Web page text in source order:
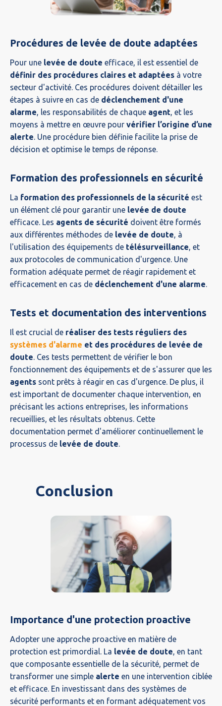
Procédures de levée de doute adaptées
Pour une levée de doute efficace, il est essentiel de
définir des procédures claires et adaptées à votre
secteur d'activité. Ces procédures doivent détailler les
étapes à suivre en cas de déclenchement d'une
alarme , les responsabilités de chaque agent , et les
moyens à mettre en œuvre pour vérifier l’origine d’une
alerte . Une procédure bien définie facilite la prise de
décision et optimise le temps de réponse.
Formation des professionnels en sécurité
La formation des professionnels de la sécurité est
un élément clé pour garantir une levée de doute
efficace. Les agents de sécurité doivent être formés
aux différentes méthodes de levée de doute , à
l'utilisation des équipements de télésurveillance , et
aux protocoles de communication d'urgence. Une
formation adéquate permet de réagir rapidement et
efficacement en cas de déclenchement d'une alarme
Tests et documentation des interventions
Il est crucial de réaliser des tests réguliers des
systèmes d'alarme et des procédures de levée de
doute . Ces tests permettent de vérifier le bon
fonctionnement des équipements et de s'assurer que les
agents sont prêts à réagir en cas d'urgence. De plus, il
est important de documenter chaque intervention, en
précisant les actions entreprises, les informations
recueillies, et les résultats obtenus. Cette
documentation permet d'améliorer continuellement le
processus de levée de doute
Conclusion
Importance d'une protection proactive
Adopter une approche proactive en matière de
protection est primordial. La levée de doute , en tant
que composante essentielle de la sécurité, permet de
transformer une simple alerte en une intervention ciblée
et efficace. En investissant dans des systèmes de
sécurité performants et en formant adéquatement vos